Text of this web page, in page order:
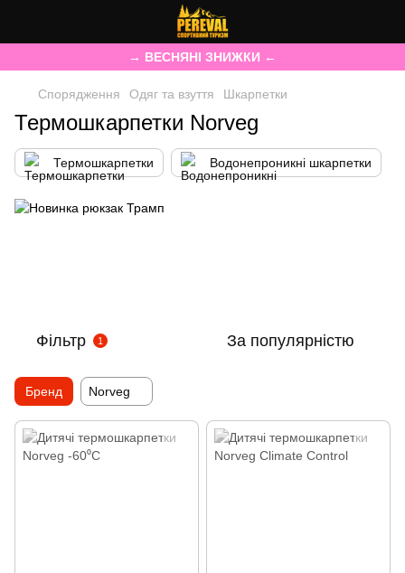
→ ВЕСНЯНІ ЗНИЖКИ ←
Спорядження Одяг та взуття Шкарпетки
Термошкарпетки Norveg
Термошкарпетки Водонепроникні шкарпетки
Фільтр 1 За популярністю
Бренд Norveg